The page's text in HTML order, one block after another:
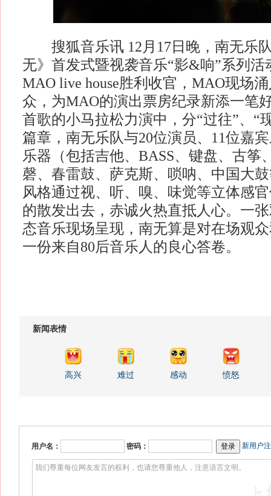
搜狐音乐讯 12月17日晚，南无乐
无》首发式暨视袭音乐“影&响”系列活
MAO live house胜利收官，MAO现场
众，为MAO的演出票房纪录新添一笔
首歌的小马拉松力演中，分“过往”、“
篇章，南无乐队与20位演员、11位嘉
乐器（包括吉他、BASS、键盘、古筝
磬、春雷鼓、萨克斯、唢呐、中国大
风格通过视、听、嗅、味觉等立体感
的散发出去，赤诚火热直抵人心。一
态音乐现场呈现，南无算是对在场观
一份来自80后音乐人的良心答卷。
新闻表情
高兴 难过 感动 愤怒
用户名： 密码： 新用户